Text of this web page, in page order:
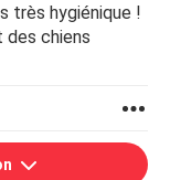
très hygiénique !
chiens